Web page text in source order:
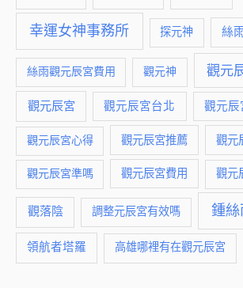
幸運女神事務所 探元神 絲
絲雨觀元辰宮費用 觀元神 觀元
觀元辰宮 觀元辰宮台北 觀元辰
觀元辰宮心得 觀元辰宮推薦 觀元
觀元辰宮準嗎 觀元辰宮費用 觀元
觀落陰 調整元辰宮有效嗎 鍾絲
領航者塔羅 高雄哪裡有在觀元辰宮